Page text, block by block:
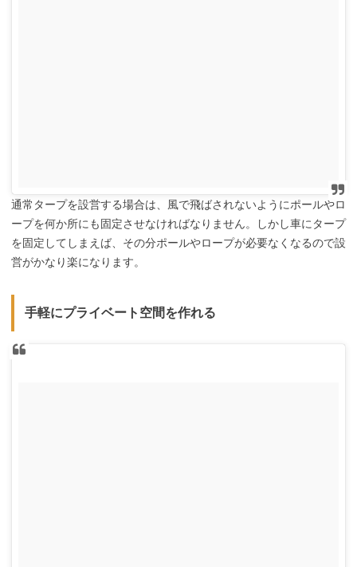
通常タープを設営する場合は、風で飛ばされないようにポールやロ
ープを何か所にも固定させなければなりません。しかし車にタープ
を固定してしまえば、その分ポールやロープが必要なくなるので設
営がかなり楽になります。
手軽にプライベート空間を作れる